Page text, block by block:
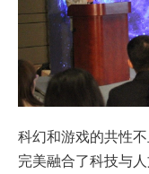
科幻和游戏的共性
完美融合了科技与